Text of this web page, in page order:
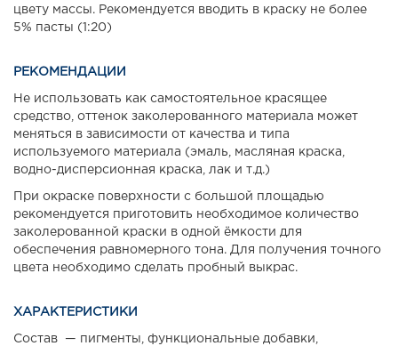
цвету массы. Рекомендуется вводить в краску не более
5% пасты (1:20)
РЕКОМЕНДАЦИИ
Не использовать как самостоятельное красящее
средство, оттенок заколерованного материала может
меняться в зависимости от качества и типа
используемого материала (эмаль, масляная краска,
водно-дисперсионная краска, лак и т.д.)
При окраске поверхности с большой площадью
рекомендуется приготовить необходимое количество
заколерованной краски в одной ёмкости для
обеспечения равномерного тона. Для получения точного
цвета необходимо сделать пробный выкрас.
ХАРАКТЕРИСТИКИ
Состав — пигменты, функциональные добавки,